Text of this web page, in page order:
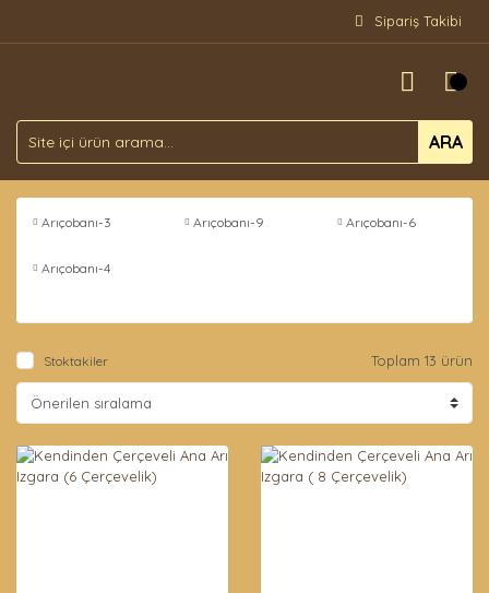
Sipariş Takibi
ARA
Arıçobanı-3 Arıçobanı-9 Arıçobanı-6
Arıçobanı-4
Stoktakiler Toplam 13 ürün